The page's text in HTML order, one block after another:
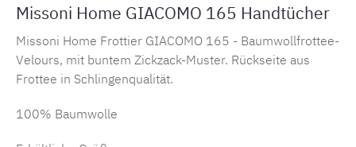
Missoni Home GIACOMO 165 Handtücher
Missoni Home Frottier GIACOMO 165 - Baumwollfrottee-
Velours, mit buntem Zickzack-Muster. Rückseite aus
Frottee in Schlingenqualität.
100% Baumwolle